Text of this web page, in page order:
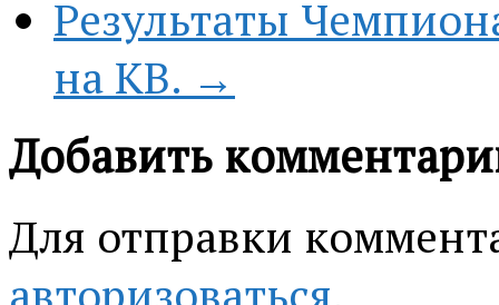
Результаты
на КВ. →
Добавить
Для отправки